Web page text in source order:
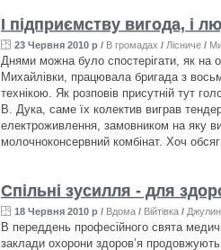
І підприємству вигода, і
23 Червня 2010 р / В громадах / Лісниче /
Днями можна було спостерігати, як на
Михайлівки, працювала бригада з
технікою. Як розповів присутній тут
В. Дука, саме їх колектив виграв
електроживлення, замовником на яку
молочноконсервний комбінат. Хоч
Спільні зусилля - для
18 Червня 2010 р / Вдома / Війтівка /
В переддень професійного свята
заклади охорони здоров’я